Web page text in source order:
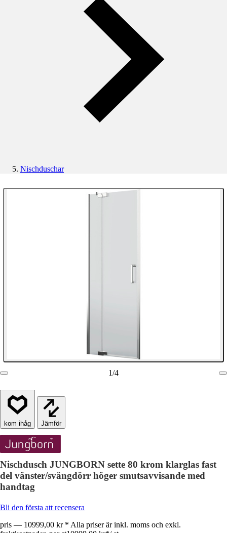
Nischduschar
1/4
Jämför
Nischdusch JUNGBORN sette 80 krom klarglas fast
del vänster/svängdörr höger smutsavvisande med
handtag
Bli den första att recensera
pris — 10999,00 kr * Alla priser är inkl. moms och exkl.